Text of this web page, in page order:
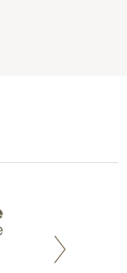
Notre site